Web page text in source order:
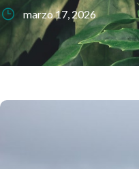
marzo 17, 2026